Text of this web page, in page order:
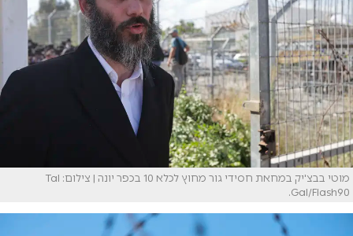
מוטי בבצ'יק במחאת חסידי גור מחוץ לכלא 10 בכפר יונה | צילום: Tal
Gal/Flash90.